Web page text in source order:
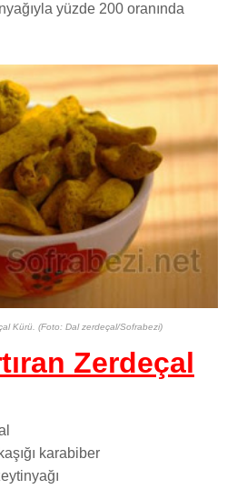
yüzde 200 oranında
Kürü. (Foto: Dal zerdeçal/Sofrabezi)
Zerdeçal
karabiber